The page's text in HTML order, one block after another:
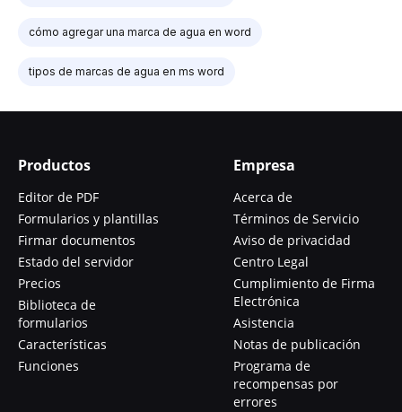
cómo agregar una marca de agua en word
tipos de marcas de agua en ms word
Productos
Editor de PDF
Formularios y plantillas
Firmar documentos
Estado del servidor
Precios
Biblioteca de
formularios
Características
Funciones
Empresa
Acerca de
Términos de Servicio
Aviso de privacidad
Centro Legal
Cumplimiento de Firma
Electrónica
Asistencia
Notas de publicación
Programa de
recompensas por
errores